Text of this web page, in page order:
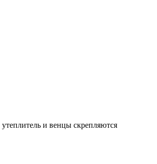
и венцы скрепляются